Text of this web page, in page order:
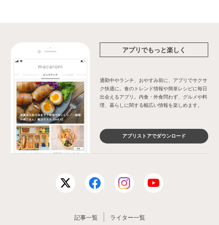
アプリでもっと楽しく
通勤中やランチ、おやすみ前に、アプリでサクサ
ク快適に。食のトレンド情報や簡単レシピに毎日
出会えるアプリ。内食・外食問わず、グルメや料
理、暮らしに関する幅広い情報を楽しめます。
アプリストアでダウンロード
記事一覧 ライター一覧